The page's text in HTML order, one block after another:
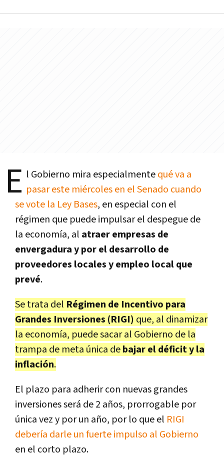
E l Gobierno mira especialmentequé va a
pasar este miércoles en el Senado cuando
se vote la Ley Bases, en especial con el
régimen que puede impulsar el despegue de
la economía, al atraer empresas de
envergadura y por el desarrollo de
proveedores locales y empleo local que
prevé.
Se trata del Régimen de Incentivo para
Grandes Inversiones (RIGI) que, al dinamizar
la economía, puede sacar al Gobierno de la
trampa de meta única debajar el déficit y la
inflación.
El plazo para adherir con nuevas grandes
inversiones será de 2 años, prorrogable por
única vez y por un año, por lo que el RIGI
debería darle un fuerte impulso al Gobierno
en el corto plazo.